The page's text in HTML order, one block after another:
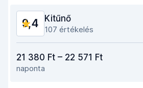
9,4 Kitűnő
107 értékelés
Könnyű megtalálás
21 380 Ft – 22 571 Ft
naponta